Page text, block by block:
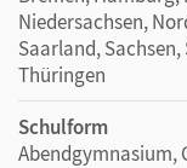
Niedersachsen,
Saarland,
Thüringen
Schulform
Abendgymnasium,